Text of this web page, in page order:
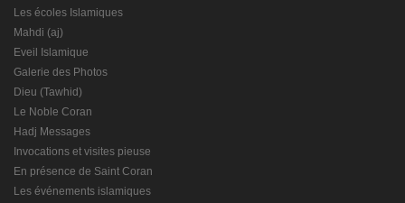
Les écoles Islamiques
Mahdi (aj)
Eveil Islamique
Galerie des Photos
Dieu (Tawhid)
Le Noble Coran
Hadj Messages
Invocations et visites pieuse
En présence de Saint Coran
Les événements islamiques